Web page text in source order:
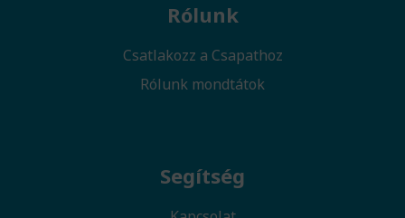
Rólunk
Csatlakozz a Csapathoz
Rólunk mondtátok
Segítség